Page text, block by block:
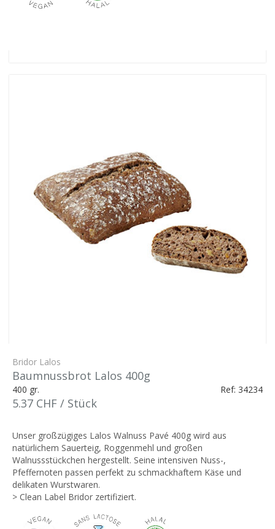
Bridor Lalos
Baumnussbrot Lalos 400g
400 gr. Ref: 34234
5.37 CHF / Stück
Unser großzügiges Lalos Walnuss Pavé 400g wird aus
natürlichem Sauerteig, Roggenmehl und großen
Walnussstückchen hergestellt. Seine intensiven Nuss-,
Pfeffernoten passen perfekt zu schmackhaftem Käse und
delikaten Wurstwaren.
> Clean Label Bridor zertifiziert.